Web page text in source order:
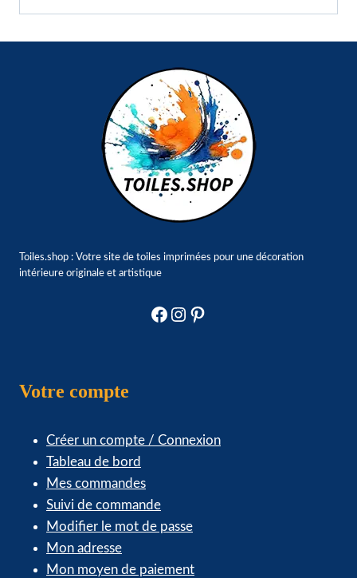
Toiles.shop : Votre site de toiles imprimées pour une décoration
intérieure originale et artistique
Facebook
Instagram
Pinterest
Votre compte
Créer un compte / Connexion
Tableau de bord
Mes commandes
Suivi de commande
Modifier le mot de passe
Mon adresse
Mon moyen de paiement